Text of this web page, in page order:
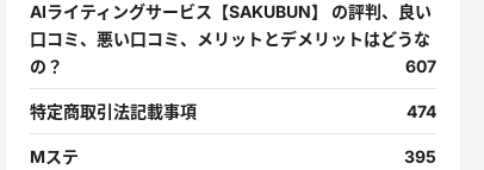
AIライティングサービス【SAKUBUN】 の評判、良い
口コミ、悪い口コミ、メリットとデメリットはどうな
の？
607
特定商取引法記載事項 474
Mステ 395